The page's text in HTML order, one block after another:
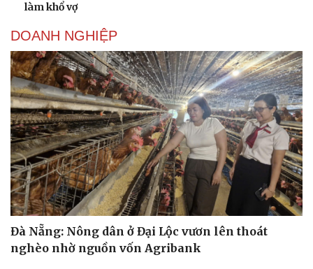
làm khổ vợ
DOANH NGHIỆP
Đà Nẵng: Nông dân ở Đại Lộc vươn lên thoát
nghèo nhờ nguồn vốn Agribank